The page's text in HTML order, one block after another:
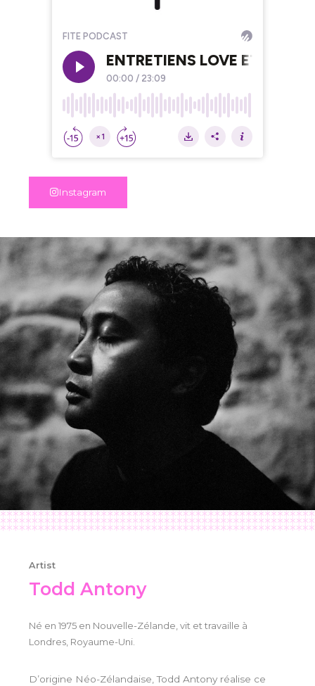
Instagram
Artist
Todd Antony
Né en 1975 en Nouvelle-Zélande, vit et travaille à
Londres, Royaume-Uni.
D’origine Néo-Zélandaise, Todd Antony réalise ce